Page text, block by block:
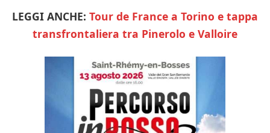
LEGGI ANCHE: Tour de France a Torino e tappa
transfrontaliera tra Pinerolo e Valloire